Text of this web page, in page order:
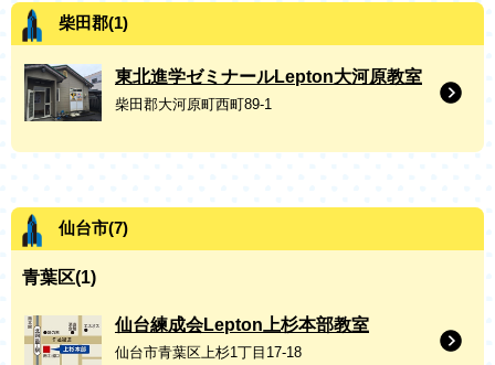
柴田郡(1)
東北進学ゼミナールLepton大河原教室
柴田郡大河原町西町89-1
仙台市(7)
青葉区(1)
仙台練成会Lepton上杉本部教室
仙台市青葉区上杉1丁目17-18